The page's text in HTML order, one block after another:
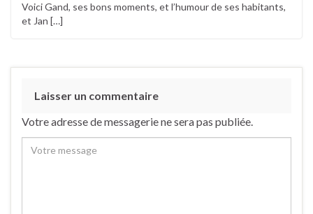
Voici Gand, ses bons moments, et l’humour de ses habitants,
et Jan […]
Laisser un commentaire
Votre adresse de messagerie ne sera pas publiée.